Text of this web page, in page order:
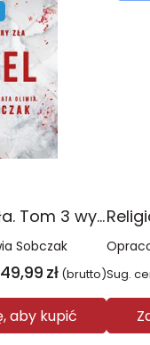
Biel. Kolory zła. Tom 3 wyd. 2025
Sobczak
49,99 zł (brutto)
aby kupić
Sug.